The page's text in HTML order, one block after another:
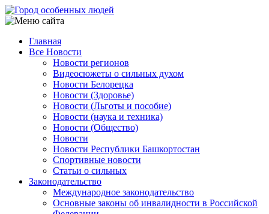
Перейти
к
содержанию
Main
navigation
Главная
Все Новости
Новости регионов
Видеосюжеты о сильных духом
Новости Белорецка
Новости (Здоровье)
Новости (Льготы и пособие)
Новости (наука и техника)
Новости (Общество)
Новости
Новости Республики Башкортостан
Спортивные новости
Статьи о сильных
Законодательство
Международное законодательство
Основные законы об инвалидности в Российской